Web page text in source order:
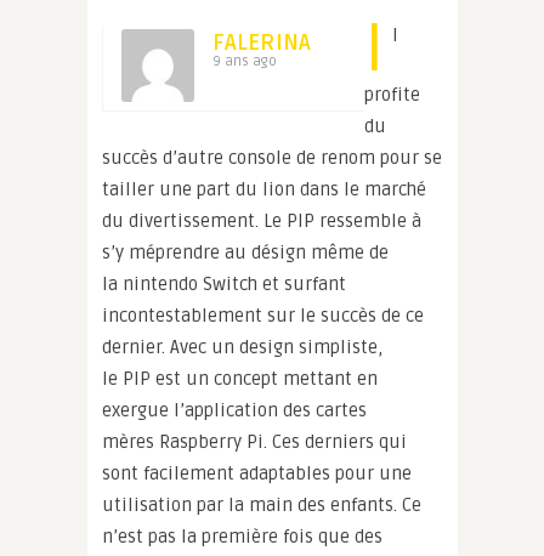
FALERINA
9 ans ago I
profite
du
succès d’autre console de renom pour se
tailler une part du lion dans le marché
du divertissement. Le PIP ressemble à
s’y méprendre au désign même de
la nintendo Switch et surfant
incontestablement sur le succès de ce
dernier. Avec un design simpliste,
le PIP est un concept mettant en
exergue l’application des cartes
mères Raspberry Pi. Ces derniers qui
sont facilement adaptables pour une
utilisation par la main des enfants. Ce
n’est pas la première fois que des